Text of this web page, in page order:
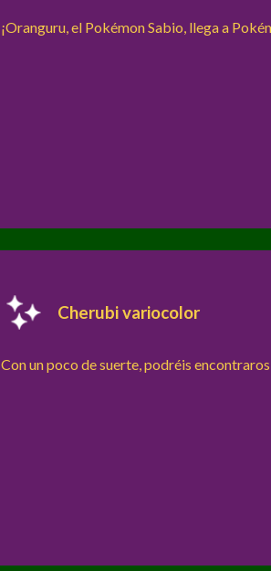
¡Oranguru, el Pokémon Sabio, llega a
Cherubi variocolor
Con un poco de suerte, podréis